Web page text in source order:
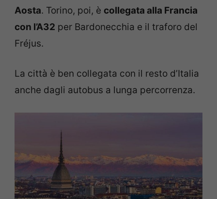
Aosta. Torino, poi, è collegata alla Francia
con l’A32 per Bardonecchia e il traforo del
Fréjus.
La città è ben collegata con il resto d’Italia
anche dagli autobus a lunga percorrenza.